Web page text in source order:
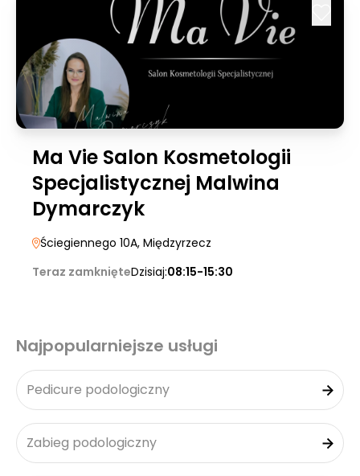
Ma Vie Salon Kosmetologii
Specjalistycznej Malwina
Dymarczyk
Ściegiennego 10A, Międzyrzecz
Teraz zamknięteDzisiaj:08:15-15:30
Najpopularniejsze usługi
Pedicure podologiczny
Zabieg podologiczny